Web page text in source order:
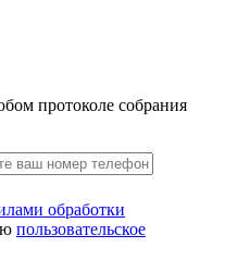
протоколе собрания
обработки
пользовательское